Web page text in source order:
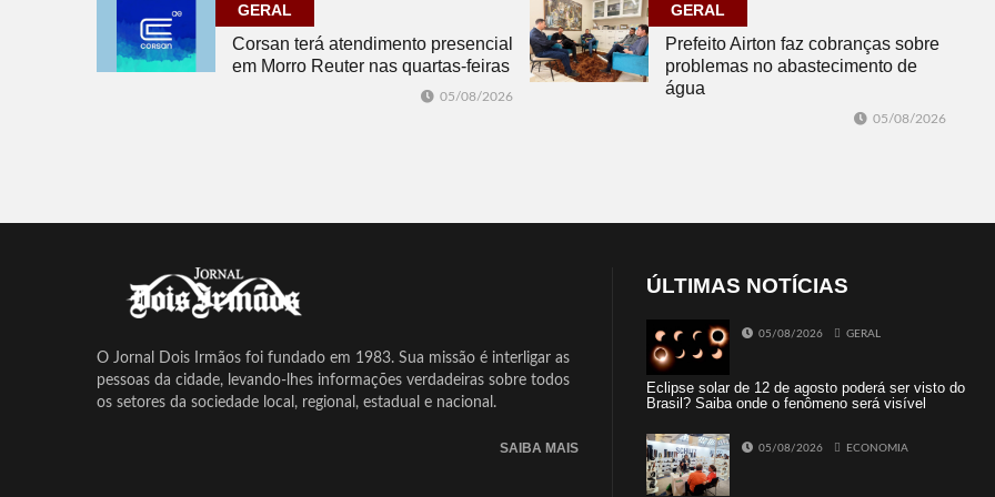
GERAL
Corsan terá atendimento presencial
em Morro Reuter nas quartas-feiras
05/08/2026
GERAL
Prefeito Airton faz cobranças sobre
problemas no abastecimento de
água
05/08/2026
O Jornal Dois Irmãos foi fundado em 1983. Sua missão é interligar as
pessoas da cidade, levando-lhes informações verdadeiras sobre todos
os setores da sociedade local, regional, estadual e nacional.
SAIBA MAIS
ÚLTIMAS NOTÍCIAS
05/08/2026 GERAL
Eclipse solar de 12 de agosto poderá ser visto do
Brasil? Saiba onde o fenômeno será visível
05/08/2026 ECONOMIA